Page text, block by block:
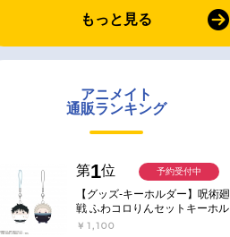
もっと見る
アニメイト
通販ランキング
第1位
【グッズ-キーホルダー】呪術廻
戦 ふわコロりんセットキーホル
ダー【アニメイト特典付】
￥1,100
予約受付中